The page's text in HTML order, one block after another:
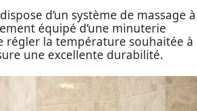
d’un système de massage à
équipé d’une minuterie
régler la température souhaitée à
une excellente durabilité.